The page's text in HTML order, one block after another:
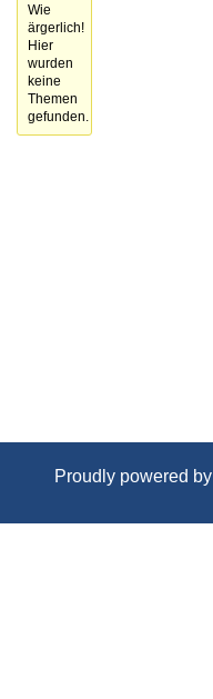
Wie
ärgerlich!
Hier
wurden
keine
Themen
gefunden.
Proudly powered by